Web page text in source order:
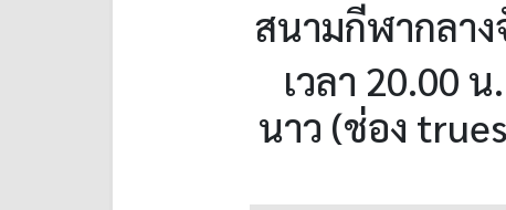
สนามกีฬากลา
เวลา 20.00
นาว (ช่อง